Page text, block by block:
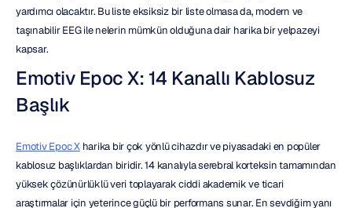
yardımcı olacaktır. Bu liste eksiksiz bir liste olmasa da, modern ve
taşınabilir EEG ile nelerin mümkün olduğuna dair harika bir yelpazeyi
kapsar.
Emotiv Epoc X: 14 Kanallı Kablosuz
Başlık
Emotiv Epoc X harika bir çok yönlü cihazdır ve piyasadaki en popüler
kablosuz başlıklardan biridir. 14 kanalıyla serebral korteksin tamamından
yüksek çözünürlüklü veri toplayarak ciddi akademik ve ticari
araştırmalar için yeterince güçlü bir performans sunar. En sevdiğim yanı